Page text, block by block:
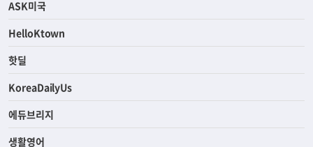
ASK미국
HelloKtown
핫딜
KoreaDailyUs
에듀브리지
생활영어